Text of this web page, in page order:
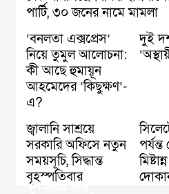
পার্টি, ৩০ জনের নামে মামলা
‘বনলতা এক্সপ্রেস’
নিয়ে তুমুল আলোচনা:
কী আছে হুমায়ূন
আহমেদের ‘কিছুক্ষণ’-
এ?
দুই
জ্বালানি সাশ্রয়ে
সরকারি অফিসে নতুন
সময়সূচি, সিদ্ধান্ত
বৃহস্পতিবার
কেন এবার ঈদে